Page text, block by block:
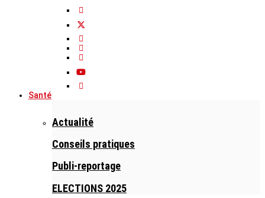
Santé
Actualité
Conseils pratiques
Publi-reportage
ELECTIONS 2025